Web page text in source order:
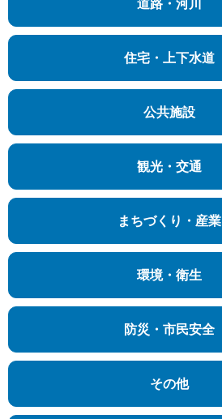
道路・河川
住宅・上下水道
公共施設
観光・交通
まちづくり・産業
環境・衛生
防災・市民安全
その他